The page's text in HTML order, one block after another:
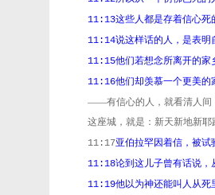
11:13这些人都是存着信心死
11:14说这样话的人，是表明
11:15他们若想念所离开的家
11:16他们却羡慕一个更美的
——有信心的人，就看清人间
这座城，就是：新天新地新
11:17亚伯拉罕因着信，被试
11:18论到这儿子曾有话说，
11:19他以为神还能叫人从死